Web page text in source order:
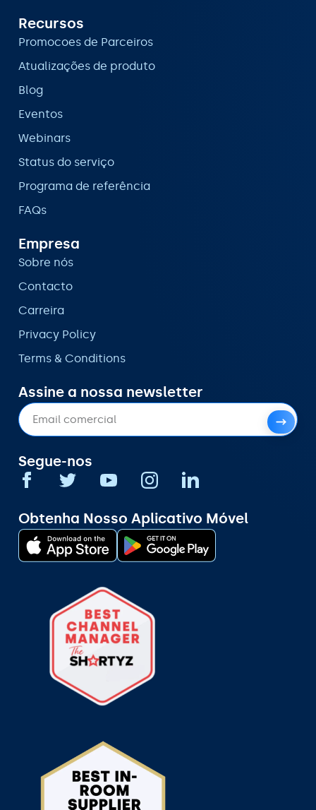
Recursos
Promocoes de Parceiros
Atualizações de produto
Blog
Eventos
Webinars
Status do serviço
Programa de referência
FAQs
Empresa
Sobre nós
Contacto
Carreira
Privacy Policy
Terms & Conditions
Assine a nossa newsletter
Segue-nos
Obtenha Nosso Aplicativo Móvel